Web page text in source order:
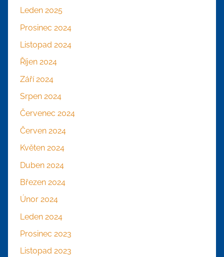
Leden 2025
Prosinec 2024
Listopad 2024
Říjen 2024
Září 2024
Srpen 2024
Červenec 2024
Červen 2024
Květen 2024
Duben 2024
Březen 2024
Únor 2024
Leden 2024
Prosinec 2023
Listopad 2023